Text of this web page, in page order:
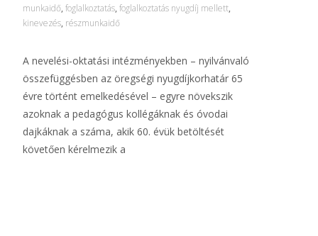
munkaidő, foglalkoztatás, foglalkoztatás nyugdíj mellett,
kinevezés, részmunkaidő
A nevelési-oktatási intézményekben – nyilvánvaló
összefüggésben az öregségi nyugdíjkorhatár 65
évre történt emelkedésével – egyre növekszik
azoknak a pedagógus kollégáknak és óvodai
dajkáknak a száma, akik 60. évük betöltését
követően kérelmezik a